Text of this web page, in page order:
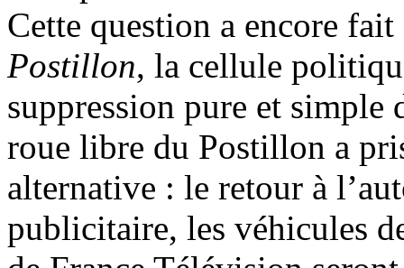
Cette question a encore
Postillon, la cellule
suppression pure et
roue libre du Postillon a
alternative : le retour à
publicitaire, les véhicules